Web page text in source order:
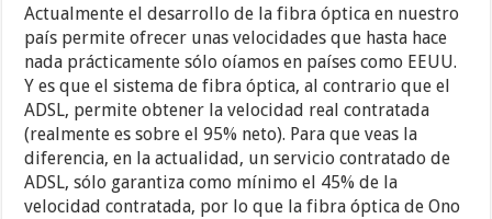
Actualmente el desarrollo de la fibra óptica en nuestro
país permite ofrecer unas velocidades que hasta hace
nada prácticamente sólo oíamos en países como EEUU.
Y es que el sistema de fibra óptica, al contrario que el
ADSL, permite obtener la velocidad real contratada
(realmente es sobre el 95% neto). Para que veas la
diferencia, en la actualidad, un servicio contratado de
ADSL, sólo garantiza como mínimo el 45% de la
velocidad contratada, por lo que la fibra óptica de Ono